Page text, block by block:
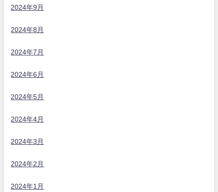
2024年9月
2024年8月
2024年7月
2024年6月
2024年5月
2024年4月
2024年3月
2024年2月
2024年1月